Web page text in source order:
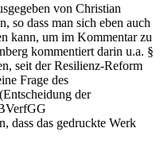
von Christian
so dass man sich eben auch
kann, um im Kommentar zu
kommentiert darin u.a. §
seit der Resilienz-Reform
Frage des
der
dass das gedruckte Werk